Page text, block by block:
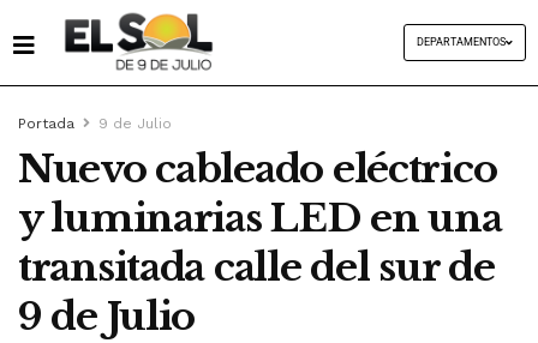
DEPARTAMENTOS
Portada 9 de Julio
Nuevo cableado eléctrico
y luminarias LED en una
transitada calle del sur de
9 de Julio